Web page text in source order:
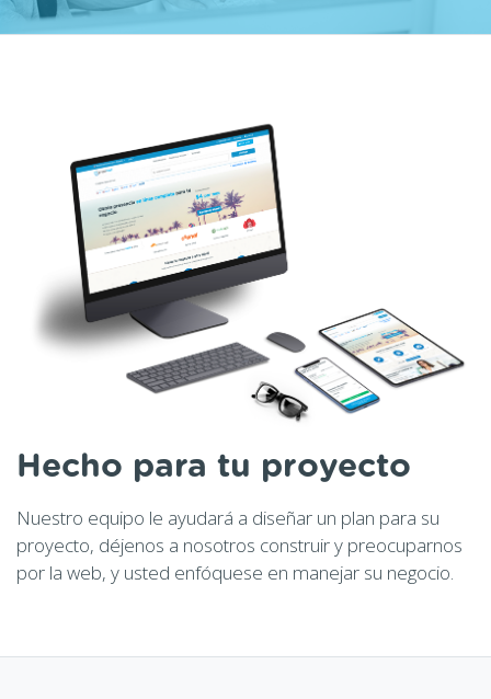
Hecho para tu proyecto
Nuestro equipo le ayudará a diseñar un plan para su
proyecto, déjenos a nosotros construir y preocuparnos
por la web, y usted enfóquese en manejar su negocio.